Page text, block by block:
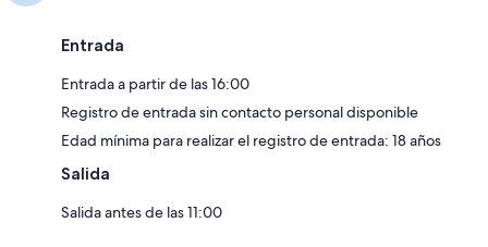
Entrada
Entrada a partir de las 16:00
Registro de entrada sin contacto personal disponible
Edad mínima para realizar el registro de entrada: 18 años
Salida
Salida antes de las 11:00